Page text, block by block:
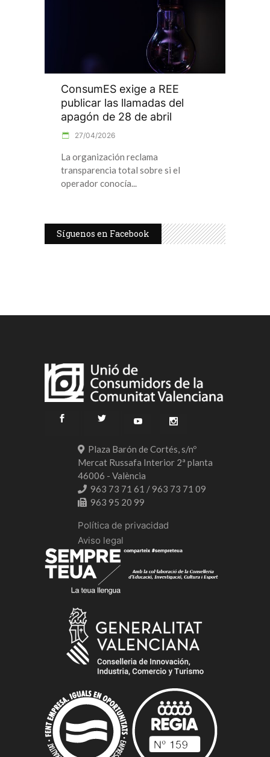
ConsumES exige a REE
publicar las llamadas del
apagón de 28 de abril
27/04/2026
La organización reclama
transparencia total sobre si el
operador conocía
Síguenos en Facebook
Plaza Barón de Cortés, s/nº
Mercat Russafa Interior 2ª planta
46006 - València
963 73 71 61 / 963 73 71 09
963 95 20 99
Política de privacidad
Aviso legal